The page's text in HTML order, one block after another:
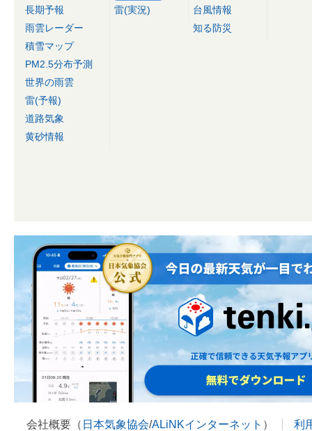
長期予報
雨雲レーダー
積雪マップ
PM2.5分布予測
世界の雨雲
雷(予報)
道路気象
黄砂情報
雷(実況)
台風情報
知る防災
会社概要（ 日本気象協会/ALiNKインターネット ） 利